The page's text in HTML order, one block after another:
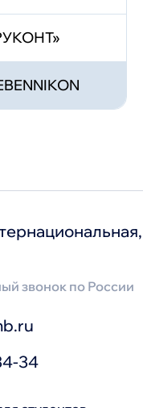
звонок по России
34